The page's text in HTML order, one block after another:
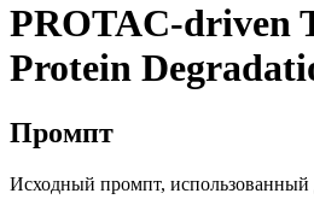
PROTAC-driven
Protein
Промпт
Исходный промпт, использованный